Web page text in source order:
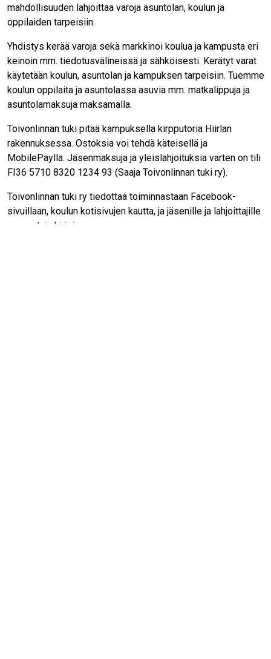
mahdollisuuden lahjoittaa varoja asuntolan, koulun ja
oppilaiden tarpeisiin.
Yhdistys kerää varoja sekä markkinoi koulua ja kampusta eri
keinoin mm. tiedotusvälineissä ja sähköisesti. Kerätyt varat
käytetään koulun, asuntolan ja kampuksen tarpeisiin. Tuemme
koulun oppilaita ja asuntolassa asuvia mm. matkalippuja ja
asuntolamaksuja maksamalla.
Toivonlinnan tuki pitää kampuksella kirpputoria Hiirlan
rakennuksessa. Ostoksia voi tehdä käteisellä ja
MobilePaylla. Jäsenmaksuja ja yleislahjoituksia varten on tili
FI36 5710 8320 1234 93 (Saaja Toivonlinnan tuki ry).
Toivonlinnan tuki ry tiedottaa toiminnastaan Facebook-
sivuillaan, koulun kotisivujen kautta, ja jäsenille ja lahjoittajille
suunnatuin kirjein.